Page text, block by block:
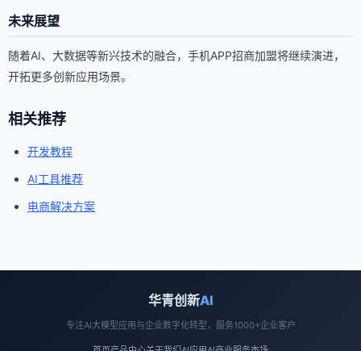
未来展望
随着AI、大数据等新兴技术的融合，手机APP招商加盟将继续演进，
开拓更多创新应用场景。
相关推荐
开发教程
AI工具推荐
电商解决方案
华青创新AI
专注AI大模型应用与企业数字化转型，服务1000+企业客户